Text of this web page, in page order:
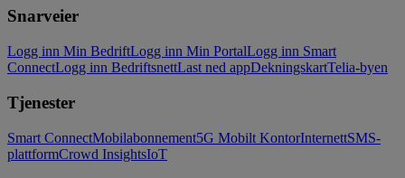
Snarveier
Logg inn Min BedriftLogg inn Min PortalLogg inn Smart
ConnectLogg inn BedriftsnettLast ned appDekningskartTelia-byen
Tjenester
Smart ConnectMobilabonnement5G Mobilt KontorInternettSMS-
plattformCrowd InsightsIoT